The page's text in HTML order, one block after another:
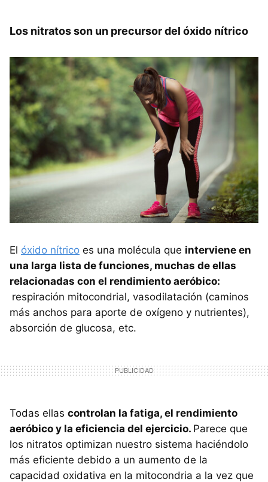
Los nitratos son un precursor del óxido nítrico
El óxido nítrico es una molécula que interviene en
una larga lista de funciones, muchas de ellas
relacionadas con el rendimiento aeróbico:
respiración mitocondrial, vasodilatación (caminos
más anchos para aporte de oxígeno y nutrientes),
absorción de glucosa, etc.
Todas ellas controlan la fatiga, el rendimiento
aeróbico y la eficiencia del ejercicio. Parece que
los nitratos optimizan nuestro sistema haciéndolo
más eficiente debido a un aumento de la
capacidad oxidativa en la mitocondria a la vez que